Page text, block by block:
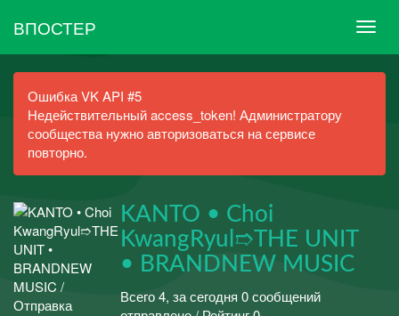
ВПОСТЕР
Ошибка VK API #5
Недействительный access_token! Администратору
сообщества нужно авторизоваться на сервисе
повторно.
KANTO • Choi
KwangRyul➱THE UNIT
• BRANDNEW MUSIC
Всего 4, за сегодня 0 сообщений